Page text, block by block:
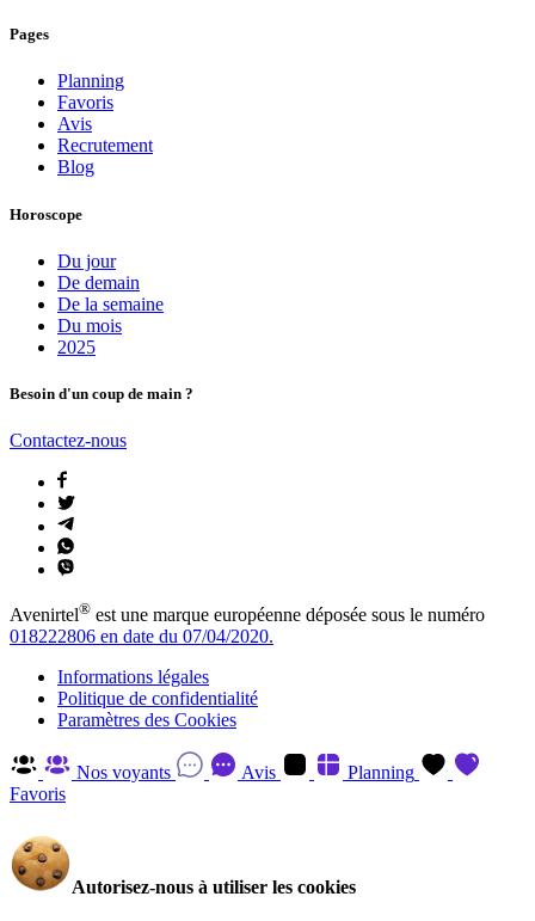
Pages
Planning
Favoris
Avis
Recrutement
Blog
Horoscope
Du jour
De demain
De la semaine
Du mois
2025
Besoin d'un coup de main ?
Contactez-nous
Avenirtel® est une marque européenne déposée sous le numéro
018222806 en date du 07/04/2020.
Informations légales
Politique de confidentialité
Paramètres des Cookies
Nos voyants Avis
Planning
Favoris
Autorisez-nous à utiliser les cookies